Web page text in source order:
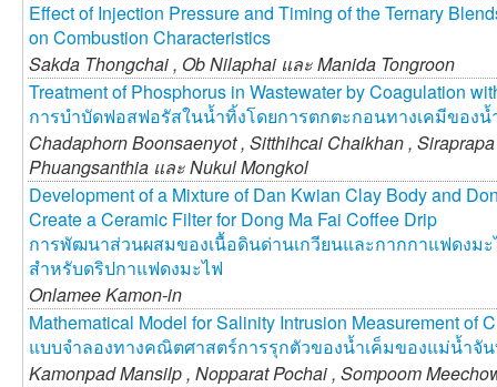
Effect of Injection Pressure and Timing of the Ternary
on Combustion Characteristics
Sakda Thongchai , Ob Nilaphai และManida Tongroon
Treatment of Phosphorus in Wastewater by Coagulation
การบำบัดฟอสฟอรัสในน้ำทิ้งโดยการตกตะกอนทางเคมีของน้
Chadaphorn Boonsaenyot , Sitthihcai Chaikhan ,
Phuangsanthia และNukul Mongkol
Development of a Mixture of Dan Kwian Clay Body and
Create a Ceramic Filter for Dong Ma Fai Coffee Drip
การพัฒนาส่วนผสมของเนื้อดินด่านเกวียนและกากกาแฟดงมะ
สำหรับดริปกาแฟดงมะไฟ
Onlamee Kamon-in
Mathematical Model for Salinity Intrusion Measurement of
แบบจำลองทางคณิตศาสตร์การรุกตัวของน้ำเค็มของแม่น้ำจั
Kamonpad Mansilp , Nopparat Pochai , Sompoom